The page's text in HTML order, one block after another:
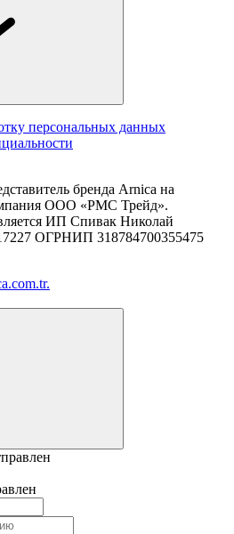
персональных данных
бренда Arnica на
OOO «РМС Трейд».
ИП Спивак Николай
ОГРНИП 318784700355475